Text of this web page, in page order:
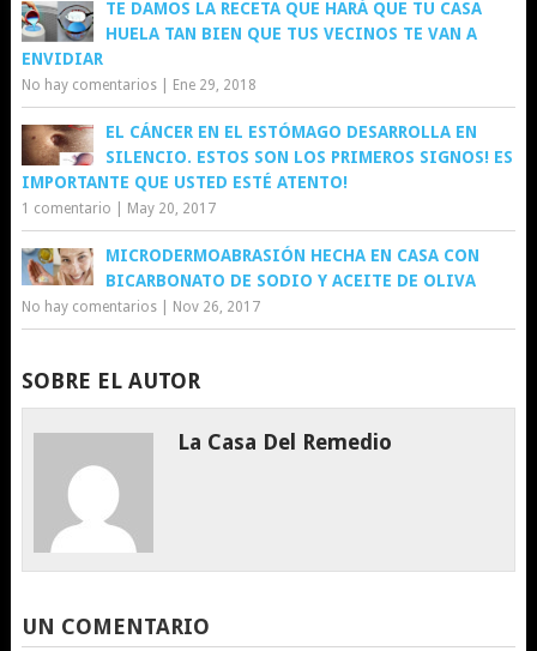
TE DAMOS LA RECETA QUE HARÁ QUE TU CASA
HUELA TAN BIEN QUE TUS VECINOS TE VAN A
ENVIDIAR
No hay comentarios| Ene 29, 2018
EL CÁNCER EN EL ESTÓMAGO DESARROLLA EN
SILENCIO. ESTOS SON LOS PRIMEROS SIGNOS! ES
IMPORTANTE QUE USTED ESTÉ ATENTO!
1 comentario May 20, 2017
MICRODERMOABRASIÓN HECHA EN CASA CON
BICARBONATO DE SODIO Y ACEITE DE OLIVA
No hay comentarios| Nov 26, 2017
SOBRE EL AUTOR
La Casa Del Remedio
UN COMENTARIO